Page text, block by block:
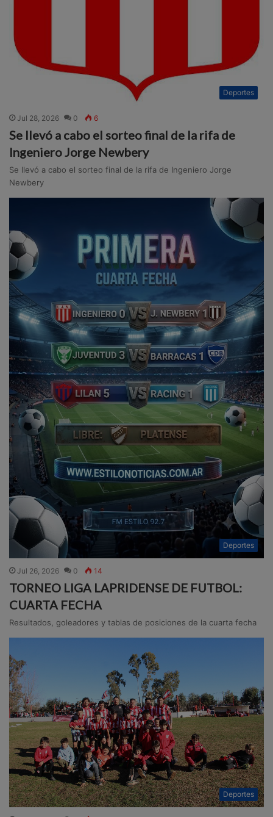
Deportes
Jul 28, 2026 0 6
Se llevó a cabo el sorteo final de la rifa de
Ingeniero Jorge Newbery
Se llevó a cabo el sorteo final de la rifa de Ingeniero Jorge
Newbery
Deportes
Jul 26, 2026 0 14
TORNEO LIGA LAPRIDENSE DE FUTBOL:
CUARTA FECHA
Resultados, goleadores y tablas de posiciones de la cuarta fecha
Deportes